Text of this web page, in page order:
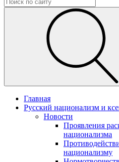
Главная
Русский национализм и
Новости
Проявления
национализма
национализму